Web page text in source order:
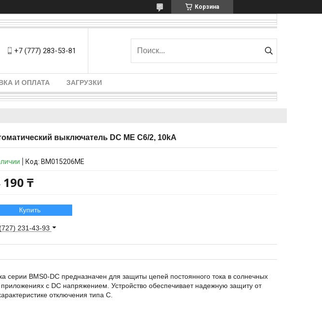
Корзина
+7 (777) 283-53-81
И ОПЛАТА ЗАГРУЗКИ
выключатель DC ME C6/2, 10kA
Код: BM015206ME
190 ₸
Купить
231-43-93
серии BMS0-DC предназначен для защиты цепей постоянного тока в солнечных
с DC напряжением. Устройство обеспечивает надежную защиту от
отключения типа C.